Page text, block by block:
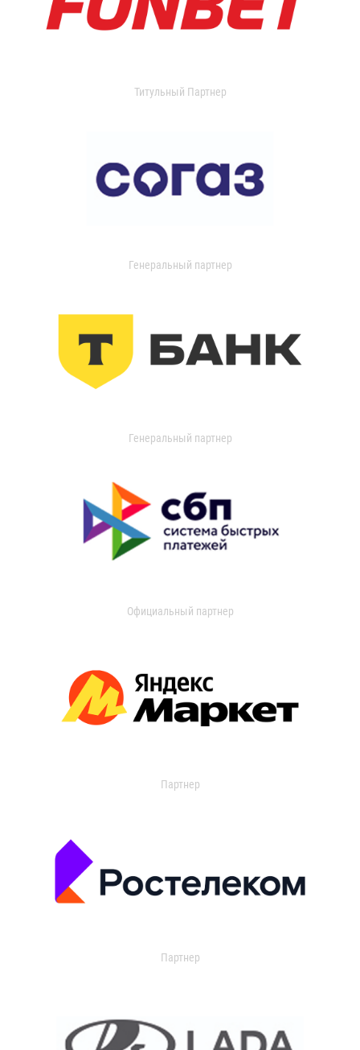
Титульный Партнер
Генеральный партнер
Генеральный партнер
Официальный партнер
Партнер
Партнер